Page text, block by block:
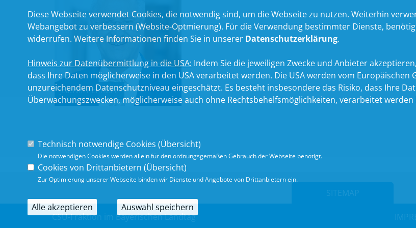
Joachim Herrmann
SITEMAP
CSU-Fraktion im Bayerischen Landtag
Diese Webseite verwendet Cookies, die notwendig sind, um die Webseite zu nutzen. Weiterhin
Webangebot zu verbessern (Website-Optmierung). Für die Verwendung bestimmter Dienste,
widerrufen. Weitere Informationen finden Sie in unserer Datenschutzerklärung.
Hinweis zur Datenübermittlung in die USA: Indem Sie die jeweiligen Zwecke und Anbieter
dass Ihre Daten möglicherweise in den USA verarbeitet werden. Die USA werden vom
unzureichendem Datenschutzniveau eingeschätzt. Es besteht insbesondere das Risiko, dass Ihre
Überwachungszwecken, möglicherweise auch ohne Rechtsbehelfsmöglichkeiten, verarbeitet werden
Technisch notwendige Cookies (Übersicht)
Die notwendigen Cookies werden allein für den ordnungsgemäßen Gebrauch der Webseite benötigt.
Cookies von Drittanbietern (Übersicht)
Zur Optimierung unserer Webseite binden wir Dienste und Angebote von Drittanbietern ein.
Alle akzeptieren Auswahl speichern